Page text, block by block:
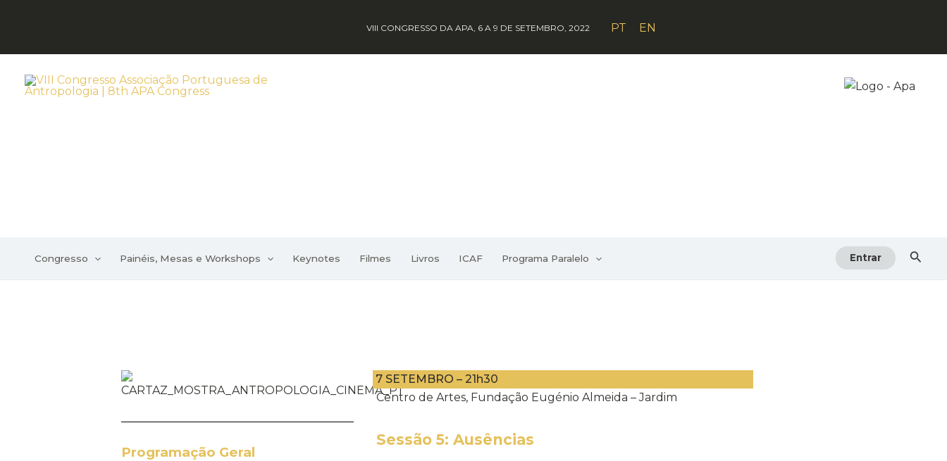
VIII CONGRESSO DA APA, 6 A 9 DE SETEMBRO, 2022 PT EN
Congresso Painéis, Mesas e Workshops Keynotes Filmes Livros ICAF Programa Paralelo Entrar
Programação Geral
7 SETEMBRO – 21h30
Centro de Artes, Fundação Eugénio Almeida – Jardim
Sessão 5: Ausências